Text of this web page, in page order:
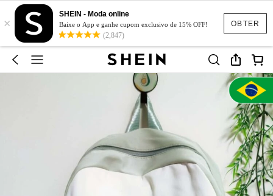
OBTER
×
SHEIN - Moda online
Baixe o App e ganhe cupom exclusivo de 15% OFF!
(2,847)